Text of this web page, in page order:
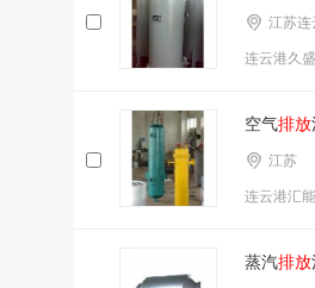
江苏连
连云港久
空气排放
江苏
连云港汇
蒸汽排放